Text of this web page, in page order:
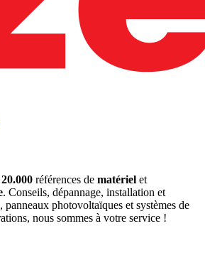
20.000 références de matériel et
. Conseils, dépannage, installation et
panneaux photovoltaïques et systèmes de
nous sommes à votre service !